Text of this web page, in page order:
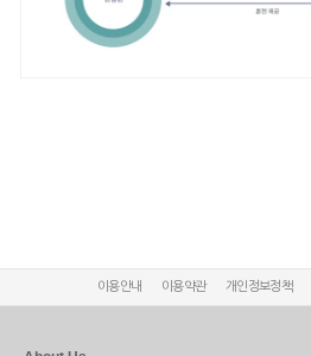
이용안내 이용약관 개인정보정책